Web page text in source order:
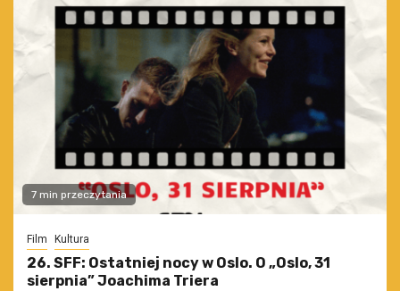
7 min przeczytania
Film Kultura
26. SFF: Ostatniej nocy w Oslo. O „Oslo, 31
sierpnia” Joachima Triera